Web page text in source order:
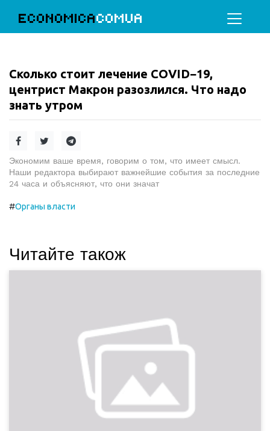
ECONOMICACOMUA
Сколько стоит лечение COVID−19,
центрист Макрон разозлился. Что надо
знать утром
Экономим ваше время, говорим о том, что имеет смысл.
Наши редактора выбирают важнейшие события за последние
24 часа и объясняют, что они значат
#Органы власти
Читайте також